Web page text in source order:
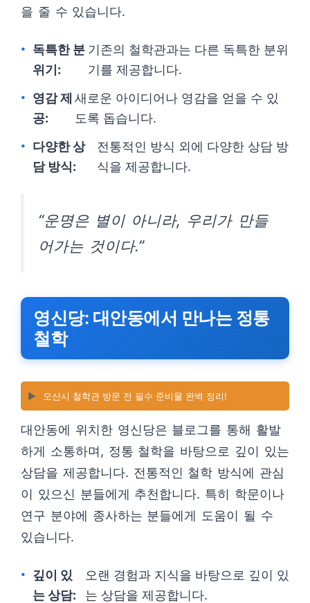
을 줄 수 있습니다.
독특한 분
위기:
기존의 철학관과는 다른 독특한 분위
기를 제공합니다.
영감 제
공:
새로운 아이디어나 영감을 얻을 수 있
도록 돕습니다.
다양한 상
담 방식:
전통적인 방식 외에 다양한 상담 방
식을 제공합니다.
“운명은 별이 아니라, 우리가 만들
어가는 것이다.”
영신당: 대안동에서 만나는 정통
철학
▶️ 오산시 철학관 방문 전 필수 준비물 완벽 정리!
대안동에 위치한 영신당은 블로그를 통해 활발
하게 소통하며, 정통 철학을 바탕으로 깊이 있는
상담을 제공합니다. 전통적인 철학 방식에 관심
이 있으신 분들에게 추천합니다. 특히 학문이나
연구 분야에 종사하는 분들에게 도움이 될 수
있습니다.
깊이 있
는 상담:
오랜 경험과 지식을 바탕으로 깊이 있
는 상담을 제공합니다.